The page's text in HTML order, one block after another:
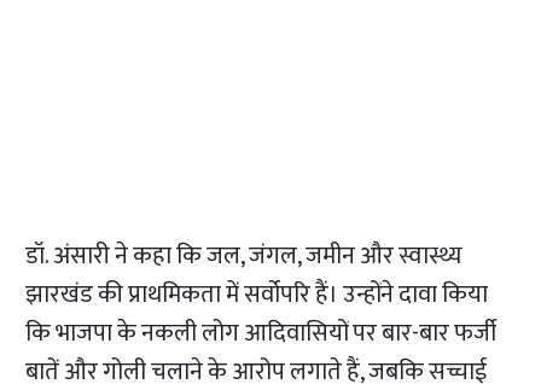
डॉ. अंसारी ने कहा कि जल, जंगल, जमीन और स्वास्थ्य
झारखंड की प्राथमिकता में सर्वोपरि हैं। उन्होंने दावा किया
कि भाजपा के नकली लोग आदिवासियों पर बार-बार फर्जी
बातें और गोली चलाने के आरोप लगाते हैं, जबकि सच्चाई